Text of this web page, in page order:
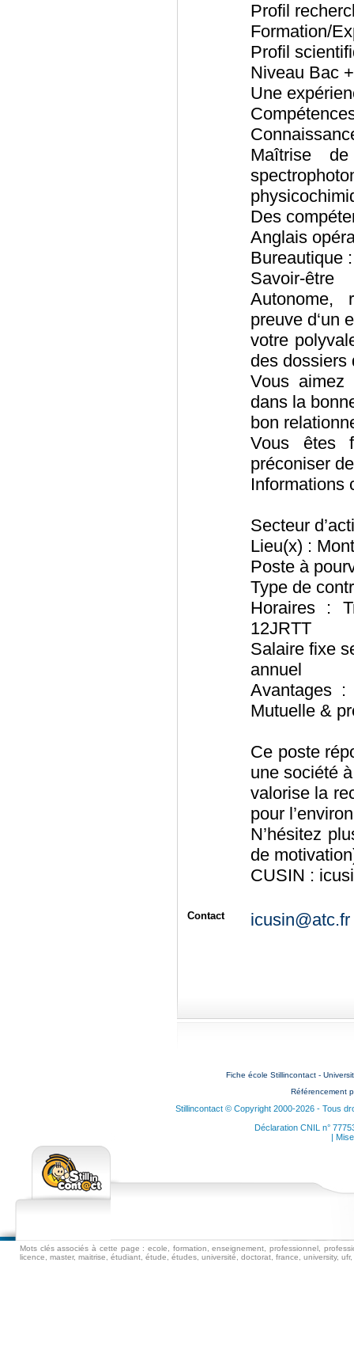
Profil
Formation/
Profil
Niveau Bac
Une
Maîtrise
Des
Anglais
Bureautique
Savoir-être
Autonome,
preuve d‘un
votre
des dossiers
Vous aimez
dans la
bon
Vous êtes
préconiser
Informations
Secteur
Lieu(x) :
Poste à
Type de
Horaires :
12JRTT
Salaire fixe
annuel
Avantages
Mutuelle &
Ce poste
une société
valorise la
pour
N’hésitez
de
CUSIN :
Contact icusin@atc.fr
Fiche école Stillincontact -
Référencement
Stillincontact © Copyright 2000-2026 - Tous
Déclaration CNIL n°
|
Mots clés associés à cette page : ecole, formation, enseignement, professionnel,
licence, master, maitrise, étudiant, étude, études, université, doctorat, france, university,